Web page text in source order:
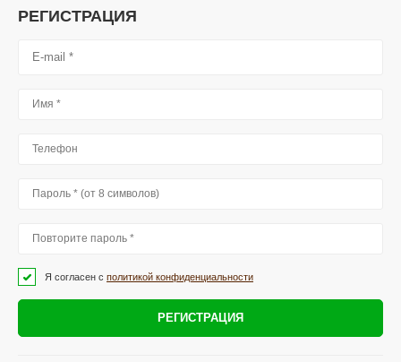
РЕГИСТРАЦИЯ
Я согласен с политикой конфиденциальности
РЕГИСТРАЦИЯ